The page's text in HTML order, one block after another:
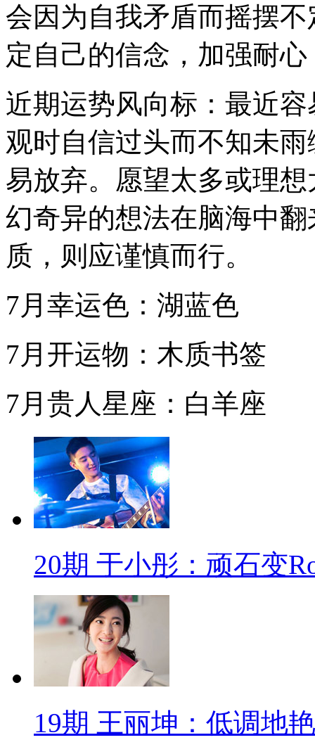
会因为自我矛盾而摇摆
定自己的信念，加强耐
近期运势风向标： 最近容
观时自信过头而不知未
易放弃。愿望太多或理
幻奇异的想法在脑海中
质，则应谨慎而行。
7月幸运色：湖蓝色
7月开运物：木质书签
7月贵人星座：白羊座
20期 于小彤：顽石变
19期 王丽坤：低调地